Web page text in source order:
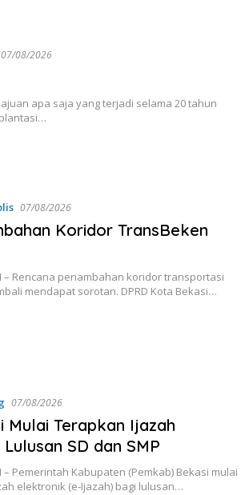
07/08/2026
apa saja yang terjadi selama 20 tahun
07/08/2026
Koridor TransBeken
– Rencana penambahan koridor transportasi
mendapat sorotan. DPRD Kota Bekasi…
07/08/2026
Mulai Terapkan Ijazah
SD dan SMP
– Pemerintah Kabupaten (Pemkab) Bekasi mulai
elektronik (e-Ijazah) bagi lulusan…